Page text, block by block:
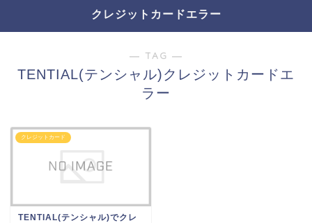
クレジットカードエラー
― TAG ―
TENTIAL(テンシャル)クレジットカードエ
ラー
クレジットカード
TENTIAL(テンシャル)でクレ